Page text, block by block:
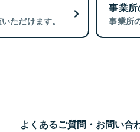
ただけます。
事業
事業所
よくあるご質問・お問い合